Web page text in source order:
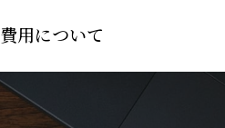
費用について